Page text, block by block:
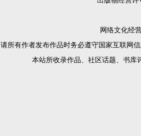
网络文化经
请所有作者发布作品时务必遵守国家互联网
本站所收录作品、社区话题、书库